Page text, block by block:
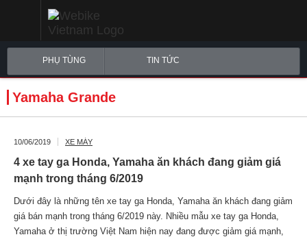
PHỤ TÙNG TIN TỨC
Yamaha Grande
10/06/2019 XE MÁY
4 xe tay ga Honda, Yamaha ăn khách đang giảm giá
mạnh trong tháng 6/2019
Dưới đây là những tên xe tay ga Honda, Yamaha ăn khách đang giảm
giá bán mạnh trong tháng 6/2019 này. Nhiều mẫu xe tay ga Honda,
Yamaha ở thị trường Việt Nam hiện nay đang được giảm giá mạnh,